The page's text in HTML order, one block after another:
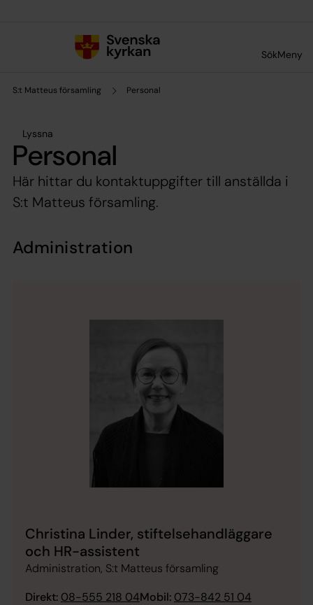
SökMeny
S:t Matteus församling Personal
Lyssna
Personal
Här hittar du kontaktuppgifter till anställda i
S:t Matteus församling.
Administration
Christina Linder, stiftelsehandläggare
och HR-assistent
Administration, S:t Matteus församling
Direkt: 08-555 218 04Mobil: 073-842 51 04